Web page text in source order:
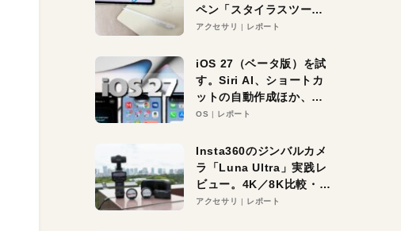
ペン「スタイラスツーウ
ェイ」レビュー。持ち替
アクセサリ レポート
iOS 27（ベータ版）を試
す。Siri AI、ショートカ
ットの自動作成ほか、期
待大の便利機能5選。
る未来はすぐそこ！
OS レポート
Insta360のジンバルカメ
ラ「Luna Ultra」実践レ
ビュー。4K／8K比較・ズ
ーム・夜間撮影をチェッ
アクセサリ レポート